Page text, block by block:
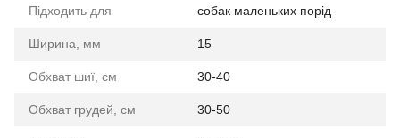
Підходить для собак маленьких порід
Ширина, мм 15
Обхват шиї, см 30-40
Обхват грудей, см 30-50